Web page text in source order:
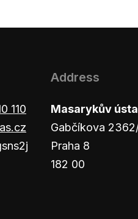
110
Address
Masarykův
Gabčíkova
Praha 8
182 00